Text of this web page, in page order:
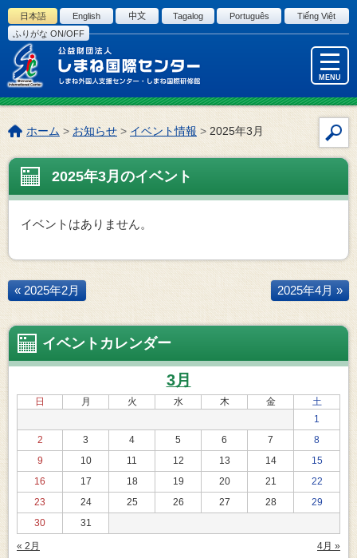
このページの本文へ
日本語 English 中文 Tagalog Português
Tiếng Việt
ふりがな ON/OFF
MENU
イ
内
こ
の
ペ
ジ
ホーム> お知らせ> イベント情報 >2025年3月
2025年3月のイベント
イベントはありません。
« 2025年2月 2025年4月 »
イベントカレンダー
3月
日 月 火 水 木 金
土
1
2
3 4 5 6 7
8
9
10 11 12 13 14
15
16
17 18 19 20 21
22
23
24 25 26 27 28
29
30
31
« 2月 4月 »